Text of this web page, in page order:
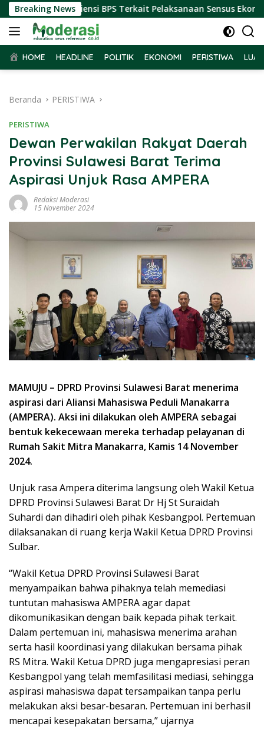
Langsung
ke
konten
Breaking News
Terima Audiensi BPS Terkait Pelaksanaan Sensus Ekonomi
HOME HEADLINE POLITIK EKONOMI PERISTIWA
Beranda PERISTIWA
PERISTIWA
Dewan Perwakilan Rakyat Daerah
Provinsi Sulawesi Barat Terima
Aspirasi Unjuk Rasa AMPERA
Redaksi Moderasi
15 November 2024
MAMUJU – DPRD Provinsi Sulawesi Barat menerima
aspirasi dari Aliansi Mahasiswa Peduli Manakarra
(AMPERA). Aksi ini dilakukan oleh AMPERA sebagai
bentuk kekecewaan mereka terhadap pelayanan di
Rumah Sakit Mitra Manakarra, Kamis 14 November
2024.
Unjuk rasa Ampera diterima langsung oleh Wakil Ketua
DPRD Provinsi Sulawesi Barat Dr Hj St Suraidah
Suhardi dan dihadiri oleh pihak Kesbangpol. Pertemuan
dilaksanakan di ruang kerja Wakil Ketua DPRD Provinsi
Sulbar.
“Wakil Ketua DPRD Provinsi Sulawesi Barat
menyampaikan bahwa pihaknya telah memediasi
tuntutan mahasiswa AMPERA agar dapat
dikomunikasikan dengan baik kepada pihak terkait.
Dalam pertemuan ini, mahasiswa menerima arahan
serta hasil koordinasi yang dilakukan bersama pihak
RS Mitra. Wakil Ketua DPRD juga mengapresiasi peran
Kesbangpol yang telah memfasilitasi mediasi, sehingga
aspirasi mahasiswa dapat tersampaikan tanpa perlu
melakukan aksi besar-besaran. Pertemuan ini berhasil
mencapai kesepakatan bersama,” ujarnya